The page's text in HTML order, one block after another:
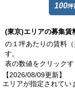
100坪
(東京)エリアの募集賃
の１坪あたりの賃料
す。
表の数値をクリック
【2026/08/09更新】
エリアが指定されてい